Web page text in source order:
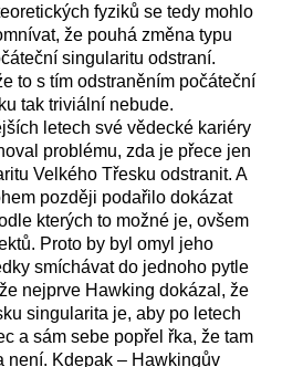
fyziků se tedy mohlo
že pouhá změna typu
singularitu odstraní.
to s tím odstraněním počáteční
tak triviální nebude.
letech své vědecké kariéry
problému, zda je přece jen
Velkého Třesku odstranit. A
později podařilo dokázat
kterých to možné je, ovšem
Proto by byl omyl jeho
smíchávat do jednoho pytle
nejprve Hawking dokázal, že
singularita je, aby po letech
a sám sebe popřel řka, že tam
není. Kdepak – Hawkingův